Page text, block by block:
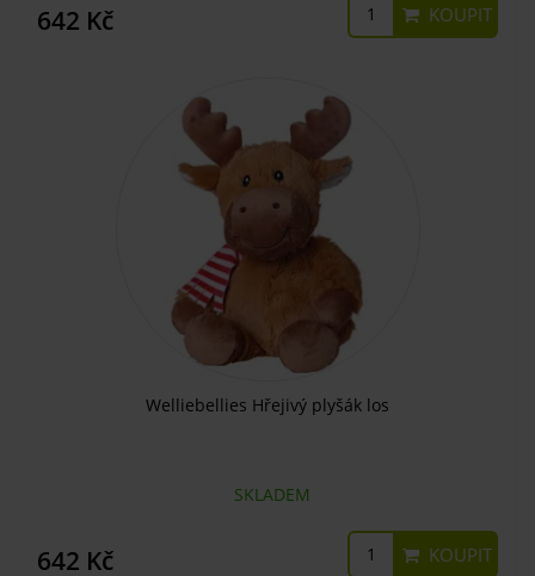
642 Kč KOUPIT
Welliebellies Hřejivý plyšák los
SKLADEM
642 Kč KOUPIT